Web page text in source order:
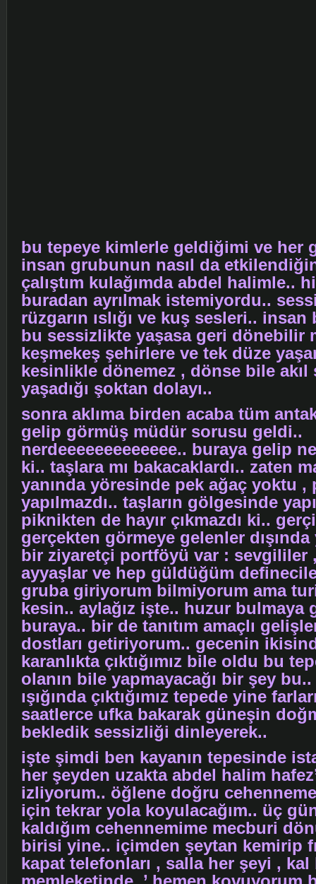
bu tepeye kimlerle geldiğimi ve her
insan grubunun nasıl da
çalıştım kulağımda abdel halimle..
buradan ayrılmak istemiyordu..
rüzgarın ıslığı ve kuş sesleri..
bu sessizlikte yaşasa geri dönebilir
keşmekeş şehirlere ve tek düze
kesinlikle dönemez , dönse bile akıl
yaşadığı şoktan dolayı..
sonra aklıma birden acaba tüm
gelip görmüş müdür sorusu geldi..
nerdeeeeeeeeeeeee.. buraya gelip
ki.. taşlara mı bakacaklardı.. zaten
yanında yöresinde pek ağaç yoktu ,
yapılmazdı.. taşların gölgesinde
piknikten de hayır çıkmazdı ki..
gerçekten görmeye gelenler
bir ziyaretçi portföyü var : sevgililer
ayyaşlar ve hep güldüğüm
gruba giriyorum bilmiyorum ama
kesin.. aylağız işte.. huzur bulmaya
buraya.. bir de tanıtım amaçlı
dostları getiriyorum.. gecenin
karanlıkta çıktığımız bile oldu bu
olanın bile yapmayacağı bir şey bu..
ışığında çıktığımız tepede yine
saatlerce ufka bakarak güneşin
bekledik sessizliği dinleyerek..
işte şimdi ben kayanın tepesinde
her şeyden uzakta abdel halim
izliyorum.. öğlene doğru
için tekrar yola koyulacağım.. üç
kaldığım cehennemime mecburi
birisi yine.. içimden şeytan kemirip
kapat telefonları , salla her şeyi ,